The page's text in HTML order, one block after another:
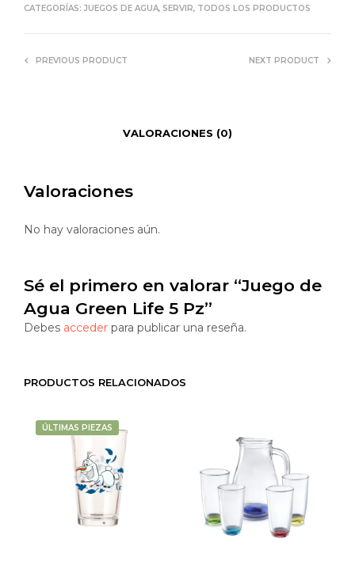
CATEGORÍAS: JUEGOS DE AGUA, SERVIR, TODOS LOS PRODUCTOS
PREVIOUS PRODUCT NEXT PRODUCT
VALORACIONES (0)
Valoraciones
No hay valoraciones aún.
Sé el primero en valorar “Juego de
Agua Green Life 5 Pz”
Debes acceder para publicar una reseña.
PRODUCTOS RELACIONADOS
ÚLTIMAS PIEZAS